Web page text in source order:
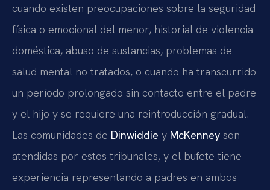
cuando existen preocupaciones sobre la seguridad
física o emocional del menor, historial de violencia
doméstica, abuso de sustancias, problemas de
salud mental no tratados, o cuando ha transcurrido
un período prolongado sin contacto entre el padre
y el hijo y se requiere una reintroducción gradual.
Las comunidades de Dinwiddie y McKenney son
atendidas por estos tribunales, y el bufete tiene
experiencia representando a padres en ambos